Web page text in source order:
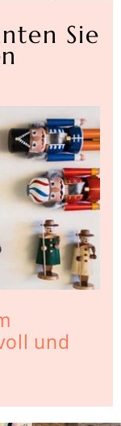
Sie
und